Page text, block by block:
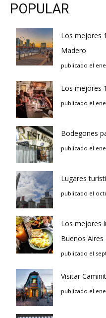
POPULAR
Los mejores
Madero
publicado el
Los mejores
publicado el
Bodegones
publicado el
Lugares
publicado el
Los mejores
Buenos Aires
publicado el
Visitar
publicado el